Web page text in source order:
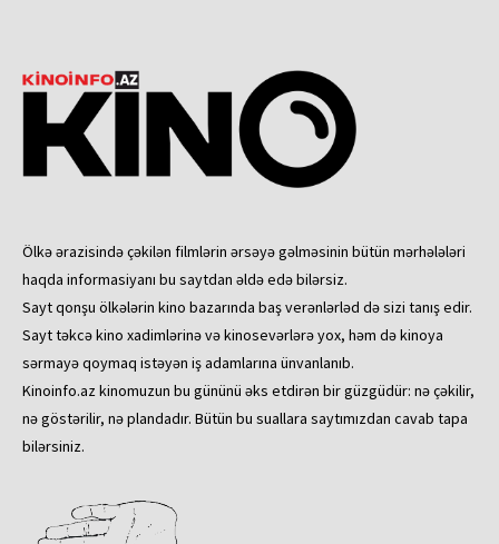
Ölkə ərazisində çəkilən filmlərin ərsəyə gəlməsinin bütün mərhələləri
haqda informasiyanı bu saytdan əldə edə bilərsiz.
Sayt qonşu ölkələrin kino bazarında baş verənlərləd də sizi tanış edir.
Sayt təkcə kino xadimlərinə və kinosevərlərə yox, həm də kinoya
sərmayə qoymaq istəyən iş adamlarına ünvanlanıb.
Kinoinfo.az kinomuzun bu gününü əks etdirən bir güzgüdür: nə çəkilir,
nə göstərilir, nə plandadır. Bütün bu suallara saytımızdan cavab tapa
bilərsiniz.